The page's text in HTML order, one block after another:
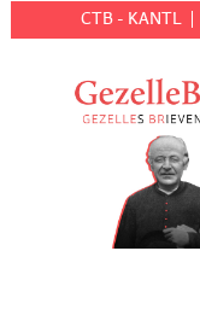
CTB - KANTL